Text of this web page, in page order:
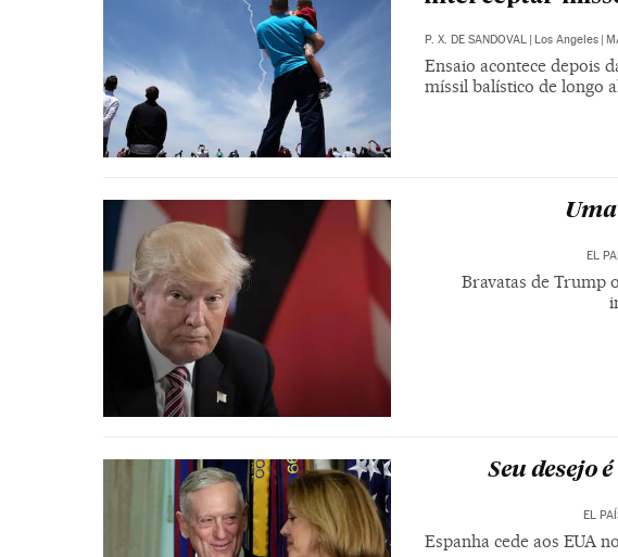
P. X. DE SANDOVAL | Los Angeles |
Ensaio acontece depois
míssil balístico de longo
EL
Bravatas de Trump
Seu desejo
EL
Espanha cede aos EUA